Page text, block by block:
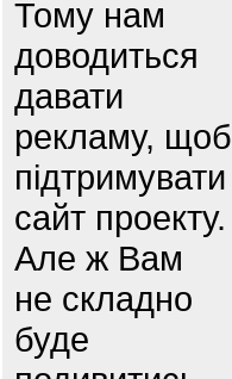
Тому нам
доводиться
давати
рекламу, щоб
підтримувати
сайт проекту.
Але ж Вам
не складно
буде